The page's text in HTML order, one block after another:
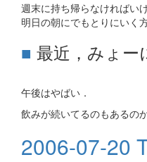
週末に持ち帰らなければい
明日の朝にでもとりにいく
■ 最近，みょー
午後はやばい．
飲みが続いてるのもあるの
2006-07-20